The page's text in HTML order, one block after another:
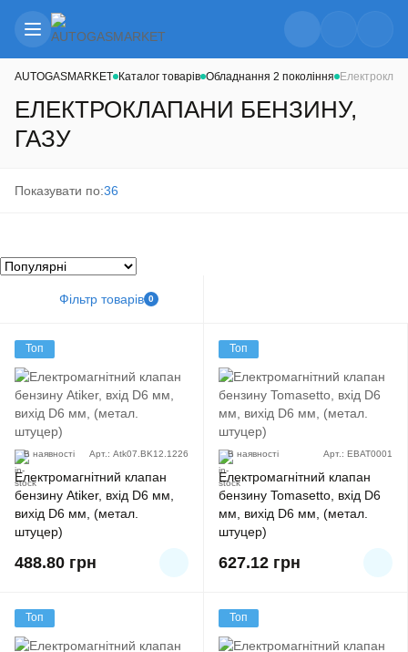
AUTOGASMARKET Каталог товарів Обладнання 2 покоління
ЕЛЕКТРОКЛАПАНИ БЕНЗИНУ,
ГАЗУ
Фільтр товарів 0
Показувати по:36
Топ
В наявності Арт.: Atk07.BK12.1226
Електромагнітний клапан
бензину Аtiker, вхід D6 мм,
вихід D6 мм, (метал.
штуцер)
488.80 грн
Топ
В наявності Арт.: EBAT0001
Електромагнітний клапан
бензину Tomasetto, вхід D6
мм, вихід D6 мм, (метал.
штуцер)
627.12 грн
Топ Топ